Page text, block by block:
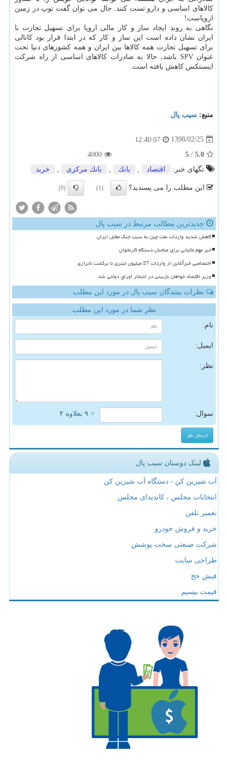
كالاهای اساسی و دارو تست كنند. حال می توان گفت توپ در زمین
اروپاست!
نگاهی به روند ایجاد ساز و كار مالی اروپا برای تسهیل تجارت با
ایران نشان داده است این ساز و كار كه در ابتدا قرار بود كانالی
برای تسهیل تجارت همه كالاها بین ایران و همه كشورهای دنیا تحت
عنوان SPV باشد، حالا به صادرات كالاهای اساسی از راه شركت
اینستكس كاهش یافته است.
منبع: سیب پال
1398/02/25
12:40:07
5.0
/
5
4000
تگهای خبر:
اقتصاد بانك بانك مركزی خرید
این مطلب را می پسندید؟ (1)
(0)
جدیدترین مطالب مرتبط در سیب پال
کاهش شدید واردات نفت چین به سبب جنگ مقابل ایران
خبر مهم مالیاتی برای صاحبان دستگاه کارتخوان
اختصاصی خبرآنلاین از واردات 27 میلیون لیتری تا برگشت ناترازی
وزیر اقتصاد خواهان بازبینی در انتشار اوراق دولتی شد
نظرات بینندگان سیب پال در مورد این مطلب
نظر شما در مورد این مطلب
نام:
ایمیل:
نظر:
سوال: = ۹ بعلاوه ۴
لینک دوستان سیب پال
آب شیرین کن - دستگاه آب شیرین کن
انتخابات مجلس ، کاندیدای مجلس
تعمیر تلفن
خرید و فروش خودرو
شرکت صنعتی سخت پوشش
طراحی سایت
فیش حج
قیمت بیسیم